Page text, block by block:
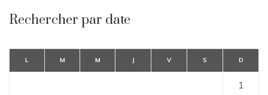
Rechercher par date
L M M J V S D
1